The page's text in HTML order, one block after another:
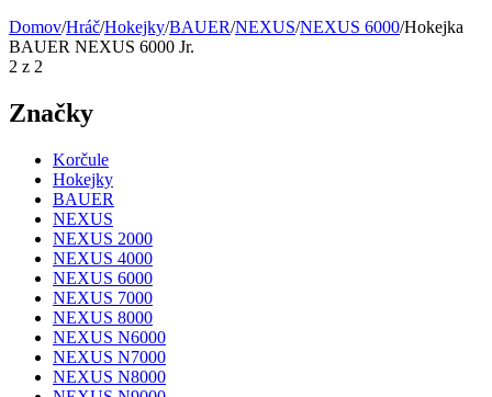
Domov/Hráč/Hokejky/BAUER/NEXUS/NEXUS 6000/Hokejka
BAUER NEXUS 6000 Jr.
2 z 2
Značky
Korčule
Hokejky
BAUER
NEXUS
NEXUS 2000
NEXUS 4000
NEXUS 6000
NEXUS 7000
NEXUS 8000
NEXUS N6000
NEXUS N7000
NEXUS N8000